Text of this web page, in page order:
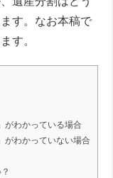
す。なお本稿で
す。
がわかっている場合
がわかっていない場合